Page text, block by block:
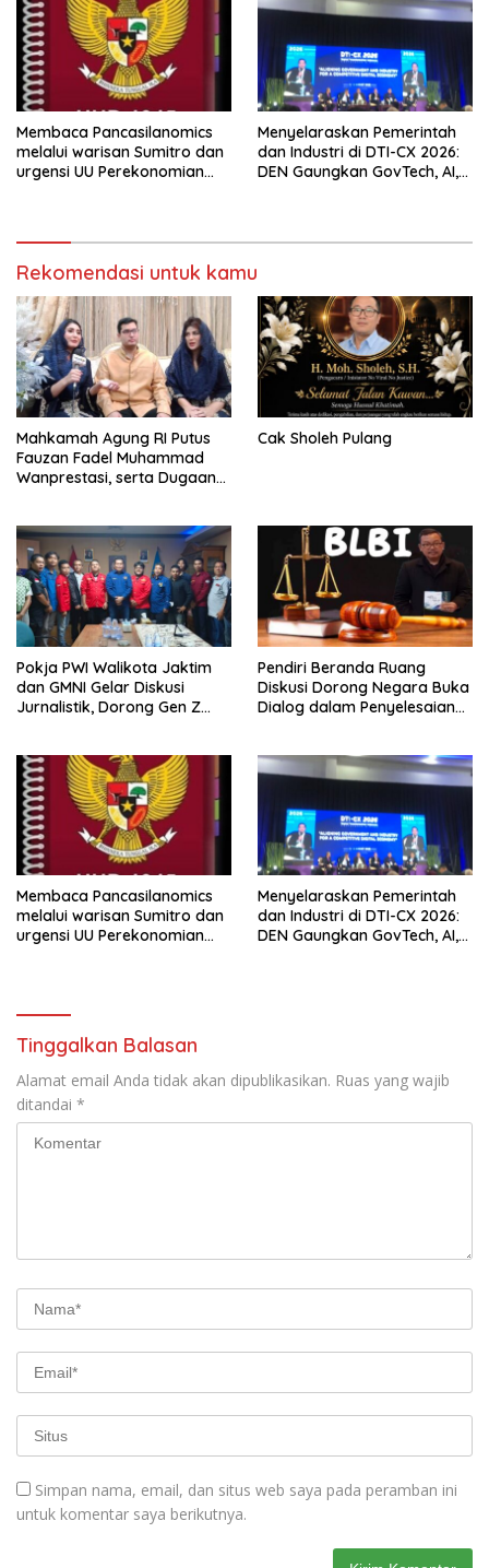
Membaca Pancasilanomics
melalui warisan Sumitro dan
urgensi UU Perekonomian
Menyelaraskan Pemerintah
dan Industri di DTI-CX 2026:
DEN Gaungkan GovTech, AI,
Rekomendasi untuk kamu
Mahkamah Agung RI Putus
Fauzan Fadel Muhammad
Wanprestasi, serta Dugaan
Cak Sholeh Pulang
Pokja PWI Walikota Jaktim
dan GMNI Gelar Diskusi
Jurnalistik, Dorong Gen Z
Pendiri Beranda Ruang
Diskusi Dorong Negara Buka
Dialog dalam Penyelesaian
Membaca Pancasilanomics
melalui warisan Sumitro dan
urgensi UU Perekonomian
Menyelaraskan Pemerintah
dan Industri di DTI-CX 2026:
DEN Gaungkan GovTech, AI,
Tinggalkan Balasan
Alamat email Anda tidak akan dipublikasikan. Ruas yang wajib
ditandai *
Simpan nama, email, dan situs web saya pada peramban ini
untuk komentar saya berikutnya.